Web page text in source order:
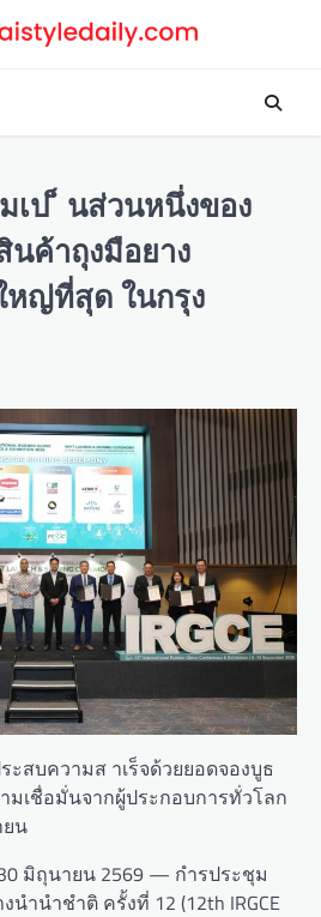
เป ็ นส่วนหนึ่งของ
ค้าถุงมือยาง
หญ่ที่สุด ในกรุง
ระสบความส าเร็จด้วยยอดจองบูธ
มเชื่อมั่นจากผู้ประกอบการทั่วโลก
ยน
มิถุนายน 2569 — กำรประชุม
ำนำชำติ ครั้งที่ 12 (12th IRGCE